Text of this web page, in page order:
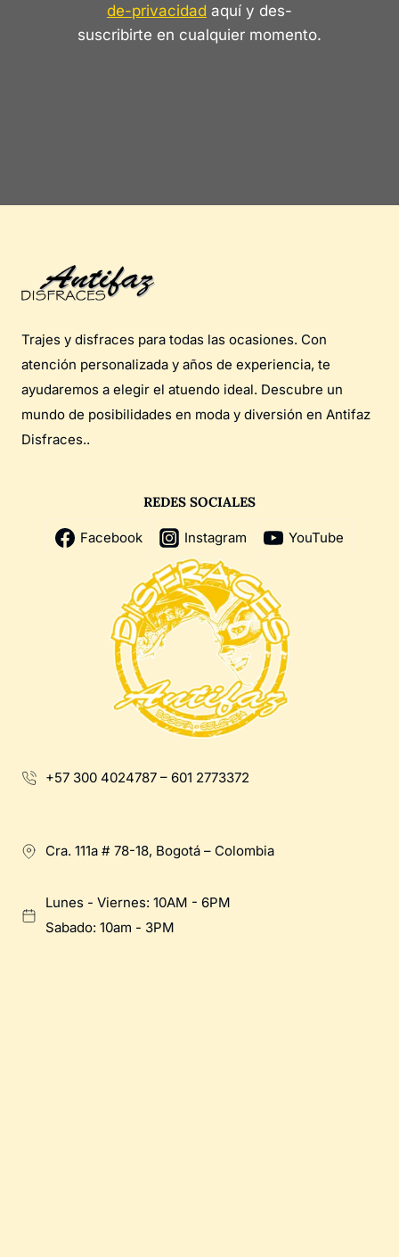
de-privacidad aquí y des-
suscribirte en cualquier momento.
Trajes y disfraces para todas las ocasiones. Con
atención personalizada y años de experiencia, te
ayudaremos a elegir el atuendo ideal. Descubre un
mundo de posibilidades en moda y diversión en Antifaz
Disfraces..
REDES SOCIALES
Facebook Instagram YouTube
+57 300 4024787 – 601 2773372
Cra. 111a # 78-18, Bogotá – Colombia
Lunes - Viernes: 10AM - 6PM
Sabado: 10am - 3PM